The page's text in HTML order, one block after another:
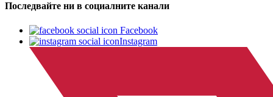
Последвайте ни в социалните канали
Facebook
Instagram